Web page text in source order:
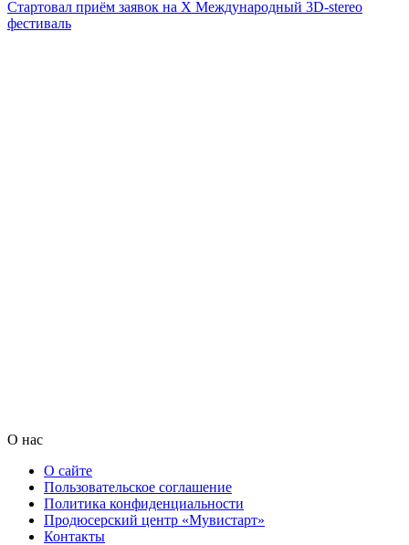
Стартовал приём заявок на X Международный 3D-stereo
фестиваль
О нас
О сайте
Пользовательское соглашение
Политика конфиденциальности
Продюсерский центр «Мувистарт»
Контакты